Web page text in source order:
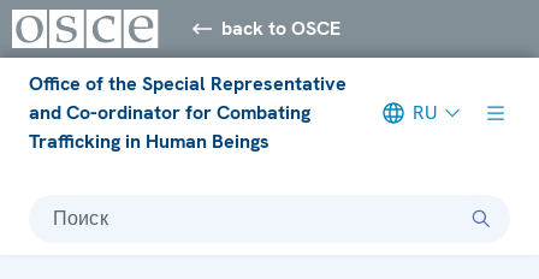
back to OSCE
Office of the Special Representative
and Co-ordinator for Combating
Trafficking in Human Beings
RU
Поиск